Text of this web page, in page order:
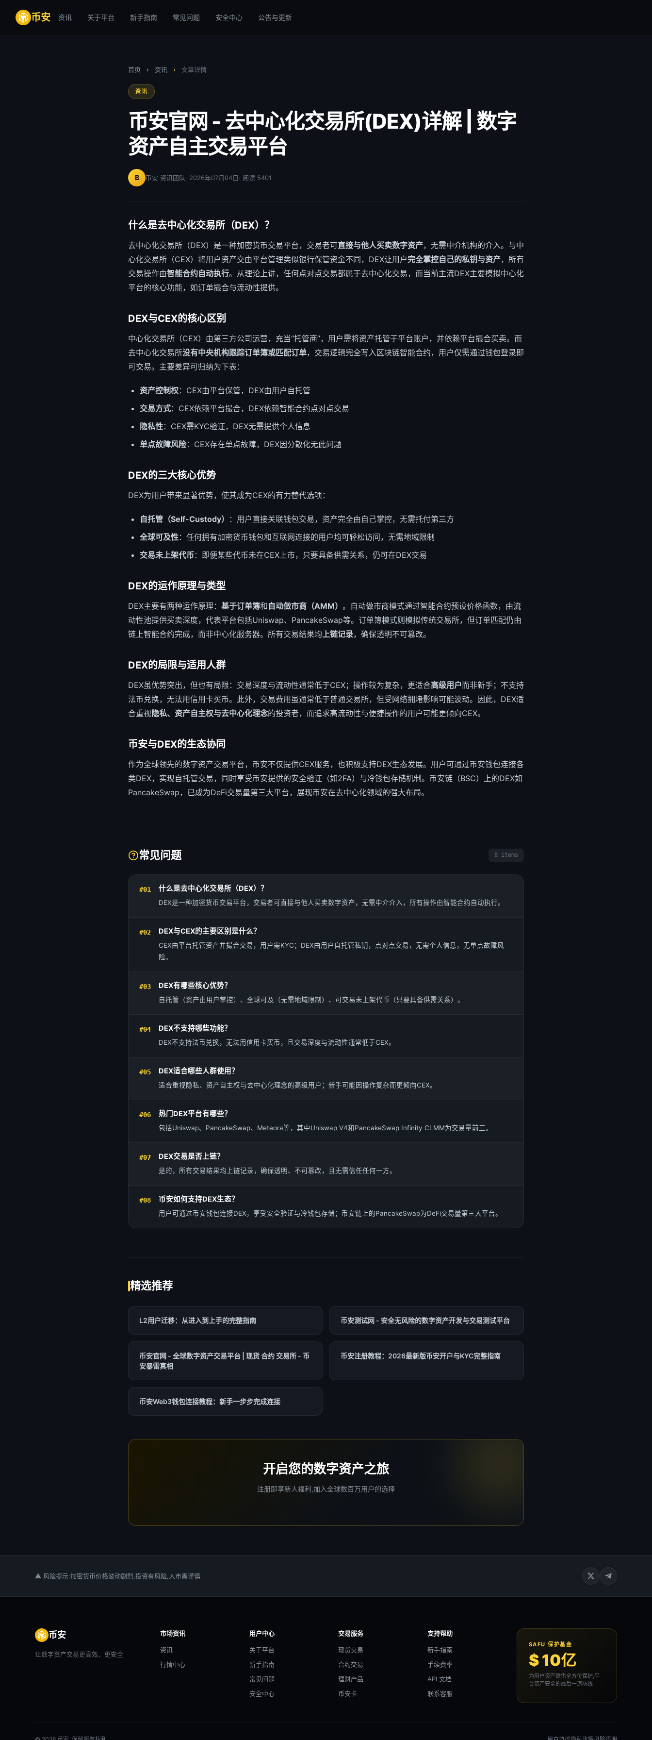
币安 资讯 关于平台 新手指南 常见问题 安全中心 公告与更新
首页 › 资讯 › 文章详情
资讯
币安官网 - 去中心化交易所(DEX)详解 | 数字
资产自主交易平台
B 币安 资讯团队· 2026年07月04日· 阅读 5401
什么是去中心化交易所（DEX）？
去中心化交易所（DEX）是一种加密货币交易平台，交易者可直接与他人买卖数字资产，无需中介机构的介入。与中
心化交易所（CEX）将用户资产交由平台管理类似银行保管资金不同，DEX让用户完全掌控自己的私钥与资产，所有
交易操作由智能合约自动执行。从理论上讲，任何点对点交易都属于去中心化交易，而当前主流DEX主要模拟中心化
平台的核心功能，如订单撮合与流动性提供。
DEX与CEX的核心区别
中心化交易所（CEX）由第三方公司运营，充当“托管商”，用户需将资产托管于平台账户，并依赖平台撮合买卖。而
去中心化交易所没有中央机构跟踪订单簿或匹配订单，交易逻辑完全写入区块链智能合约，用户仅需通过钱包登录即
可交易。主要差异可归纳为下表：
资产控制权：CEX由平台保管，DEX由用户自托管
交易方式：CEX依赖平台撮合，DEX依赖智能合约点对点交易
隐私性：CEX需KYC验证，DEX无需提供个人信息
单点故障风险：CEX存在单点故障，DEX因分散化无此问题
DEX的三大核心优势
DEX为用户带来显著优势，使其成为CEX的有力替代选项：
自托管（Self-Custody）
：用户直接关联钱包交易，资产完全由自己掌控，无需托付第三方
全球可及性：任何拥有加密货币钱包和互联网连接的用户均可轻松访问，无需地域限制
交易未上架代币：即便某些代币未在CEX上市，只要具备供需关系，仍可在DEX交易
DEX的运作原理与类型
DEX主要有两种运作原理： 基于订单簿和自动做市商（AMM） 。自动做市商模式通过智能合约预设价格函数，由流
动性池提供买卖深度，代表平台包括Uniswap、PancakeSwap等。订单簿模式则模拟传统交易所，但订单匹配仍由
链上智能合约完成，而非中心化服务器。所有交易结果均上链记录，确保透明不可篡改。
DEX的局限与适用人群
DEX虽优势突出，但也有局限：交易深度与流动性通常低于CEX；操作较为复杂，更适合高级用户而非新手；不支持
法币兑换，无法用信用卡买币。此外，交易费用虽通常低于普通交易所，但受网络拥堵影响可能波动。因此，DEX适
合重视隐私、资产自主权与去中心化理念的投资者，而追求高流动性与便捷操作的用户可能更倾向CEX。
币安与DEX的生态协同
作为全球领先的数字资产交易平台，币安不仅提供CEX服务，也积极支持DEX生态发展。用户可通过币安钱包连接各
类DEX，实现自托管交易，同时享受币安提供的安全验证（如2FA）与冷钱包存储机制。币安链（BSC）上的DEX如
PancakeSwap，已成为DeFi交易量第三大平台，展现币安在去中心化领域的强大布局。
常见问题 8 items
#01 什么是去中心化交易所（DEX）？
DEX是一种加密货币交易平台，交易者可直接与他人买卖数字资产，无需中介介入，所有操作由智能合约自动执行。
#02 DEX与CEX的主要区别是什么？
CEX由平台托管资产并撮合交易，用户需KYC；DEX由用户自托管私钥，点对点交易，无需个人信息，无单点故障风
险。
#03 DEX有哪些核心优势？
自托管（资产由用户掌控）、全球可及（无需地域限制）、可交易未上架代币（只要具备供需关系）。
#04 DEX不支持哪些功能？
DEX不支持法币兑换，无法用信用卡买币，且交易深度与流动性通常低于CEX。
#05 DEX适合哪些人群使用？
适合重视隐私、资产自主权与去中心化理念的高级用户；新手可能因操作复杂而更倾向CEX。
#06 热门DEX平台有哪些？
包括Uniswap、PancakeSwap、Meteora等，其中Uniswap V4和PancakeSwap Infinity CLMM为交易量前三。
#07 DEX交易是否上链？
是的，所有交易结果均上链记录，确保透明、不可篡改，且无需信任任何一方。
#08 币安如何支持DEX生态？
用户可通过币安钱包连接DEX，享受安全验证与冷钱包存储；币安链上的PancakeSwap为DeFi交易量第三大平台。
精选推荐
L2用户迁移：从进入到上手的完整指南 币安测试网 - 安全无风险的数字资产开发与交易测试平台
币安官网 - 全球数字资产交易平台 | 现货 合约 交易所 - 币
安暴雷真相
币安注册教程：2026最新版币安开户与KYC完整指南
币安Web3钱包连接教程：新手一步步完成连接
开启您的数字资产之旅
注册即享新人福利,加入全球数百万用户的选择
⚠ 风险提示:加密货币价格波动剧烈,投资有风险,入市需谨慎
币安
让数字资产交易更高效、更安全
市场资讯
资讯
行情中心
用户中心
关于平台
新手指南
常见问题
安全中心
交易服务
现货交易
合约交易
理财产品
币安卡
支持帮助
新手指南
手续费率
API 文档
联系客服
SAFU 保护基金
$ 10亿
为用户资产提供全方位保护,平
台资产安全的最后一道防线